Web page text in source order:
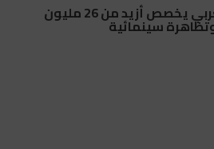
المركز السينمائي المغربي يخصص أزيد من 26 مليون